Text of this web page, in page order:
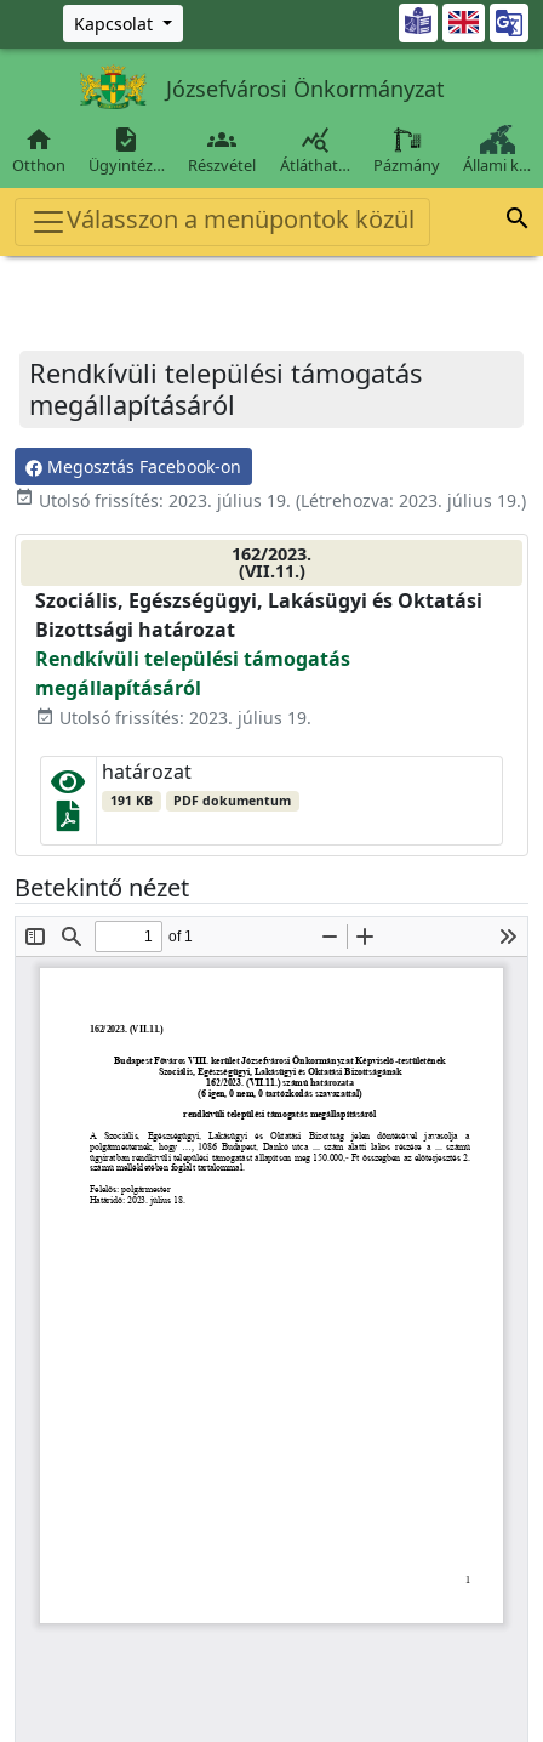
Ugrás a fő tartalomra
Kapcsolat 
Józsefvárosi Önkormányzat

Otthon

Ügyintéz…

Részvétel

Átláthat… Pázmány Állami k…
Válasszon a menüpontok közül 
Rendkívüli települési támogatás
megállapításáról
Megosztás Facebook-on
event_available Utolsó frissítés: 2023. július 19. (Létrehozva: 2023. július 19.)
162/2023.
(VII.11.)
Szociális, Egészségügyi, Lakásügyi és Oktatási
Bizottsági határozat
Rendkívüli települési támogatás
megállapításáról
event_available Utolsó frissítés: 2023. július 19.
határozat
191 KB PDF dokumentum
Betekintő nézet